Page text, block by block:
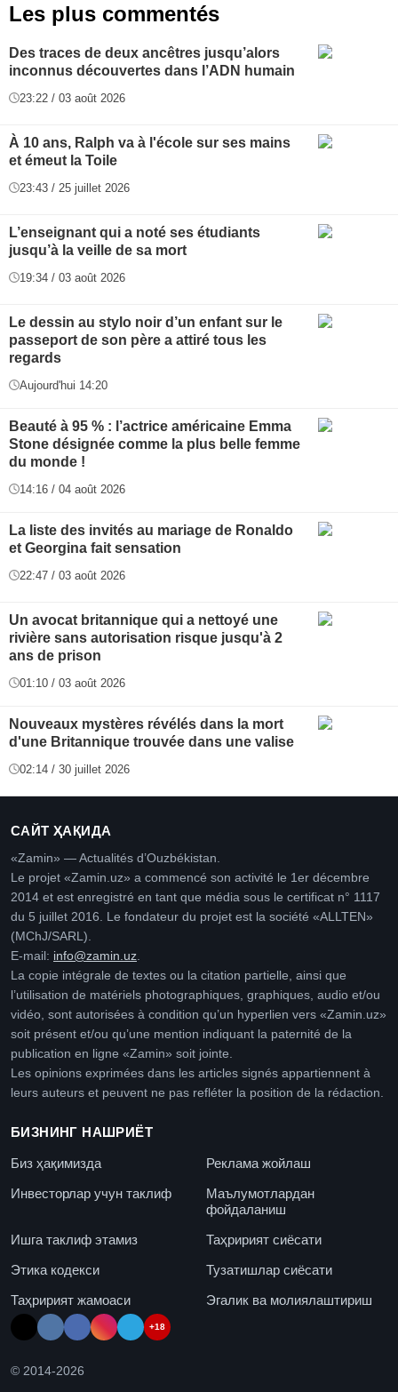
Les plus commentés
Des traces de deux ancêtres jusqu’alors
inconnus découvertes dans l’ADN humain
23:22 / 03 août 2026
À 10 ans, Ralph va à l'école sur ses mains
et émeut la Toile
23:43 / 25 juillet 2026
L’enseignant qui a noté ses étudiants
jusqu’à la veille de sa mort
19:34 / 03 août 2026
Le dessin au stylo noir d’un enfant sur le
passeport de son père a attiré tous les
regards
Aujourd'hui 14:20
Beauté à 95 % : l’actrice américaine Emma
Stone désignée comme la plus belle femme
du monde !
14:16 / 04 août 2026
La liste des invités au mariage de Ronaldo
et Georgina fait sensation
22:47 / 03 août 2026
Un avocat britannique qui a nettoyé une
rivière sans autorisation risque jusqu'à 2
ans de prison
01:10 / 03 août 2026
Nouveaux mystères révélés dans la mort
d'une Britannique trouvée dans une valise
02:14 / 30 juillet 2026
САЙТ ҲАҚИДА
«Zamin» — Actualités d’Ouzbékistan.
Le projet «Zamin.uz» a commencé son activité le 1er décembre
2014 et est enregistré en tant que média sous le certificat n° 1117
du 5 juillet 2016. Le fondateur du projet est la société «ALLTEN»
(MChJ/SARL).
E-mail: info@zamin.uz
La copie intégrale de textes ou la citation partielle, ainsi que
l’utilisation de matériels photographiques, graphiques, audio et/ou
vidéo, sont autorisées à condition qu’un hyperlien vers «Zamin.uz»
soit présent et/ou qu’une mention indiquant la paternité de la
publication en ligne «Zamin» soit jointe.
Les opinions exprimées dans les articles signés appartiennent à
leurs auteurs et peuvent ne pas refléter la position de la rédaction.
БИЗНИНГ НАШРИЁТ
Биз ҳақимизда
Реклама жойлаш
Инвесторлар учун таклиф
Маълумотлардан
фойдаланиш
Ишга таклиф этамиз
Таҳририят сиёсати
Этика кодекси
Тузатишлар сиёсати
Таҳририят жамоаси
Эгалик ва молиялаштириш
+18
© 2014-2026